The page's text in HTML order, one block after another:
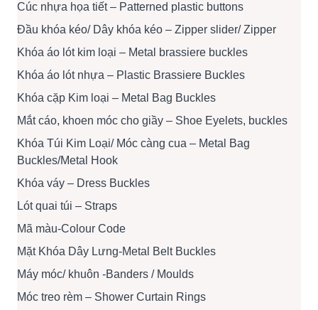
Cúc nhựa họa tiết – Patterned plastic buttons
Đầu khóa kéo/ Dây khóa kéo – Zipper slider/ Zipper
Khóa áo lót kim loại – Metal brassiere buckles
Khóa áo lót nhựa – Plastic Brassiere Buckles
Khóa cặp Kim loại – Metal Bag Buckles
Mắt cáo, khoen móc cho giầy – Shoe Eyelets, buckles
Khóa Túi Kim Loại/ Móc càng cua – Metal Bag
Buckles/Metal Hook
Khóa váy – Dress Buckles
Lót quai túi – Straps
Mã màu-Colour Code
Mặt Khóa Dây Lưng-Metal Belt Buckles
Máy móc/ khuôn -Banders / Moulds
Móc treo rèm – Shower Curtain Rings